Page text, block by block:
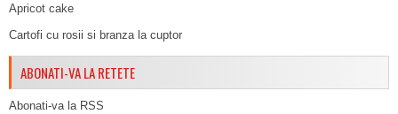
Apricot cake
Cartofi cu rosii si branza la cuptor
ABONATI-VA LA RETETE
Abonati-va la RSS